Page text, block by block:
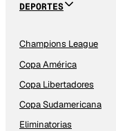
DEPORTES
Champions League
Copa América
Copa Libertadores
Copa Sudamericana
Eliminatorias